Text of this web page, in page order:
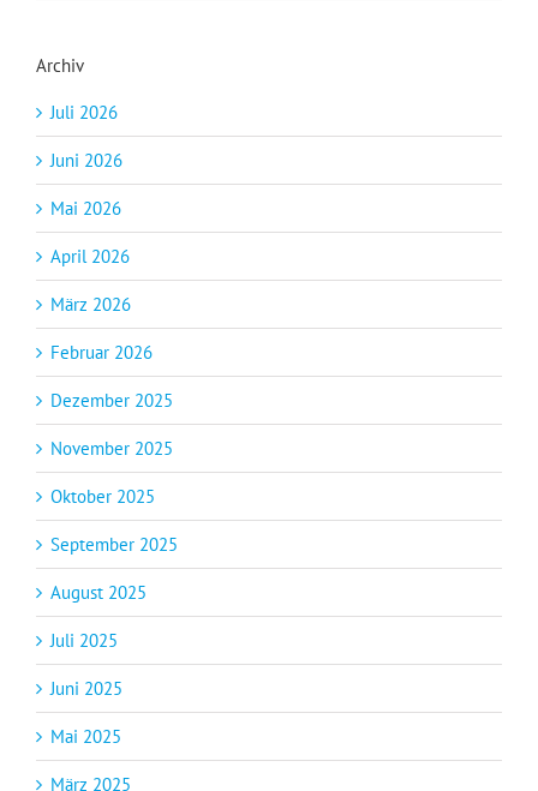
Archiv
Juli 2026
Juni 2026
Mai 2026
April 2026
März 2026
Februar 2026
Dezember 2025
November 2025
Oktober 2025
September 2025
August 2025
Juli 2025
Juni 2025
Mai 2025
März 2025